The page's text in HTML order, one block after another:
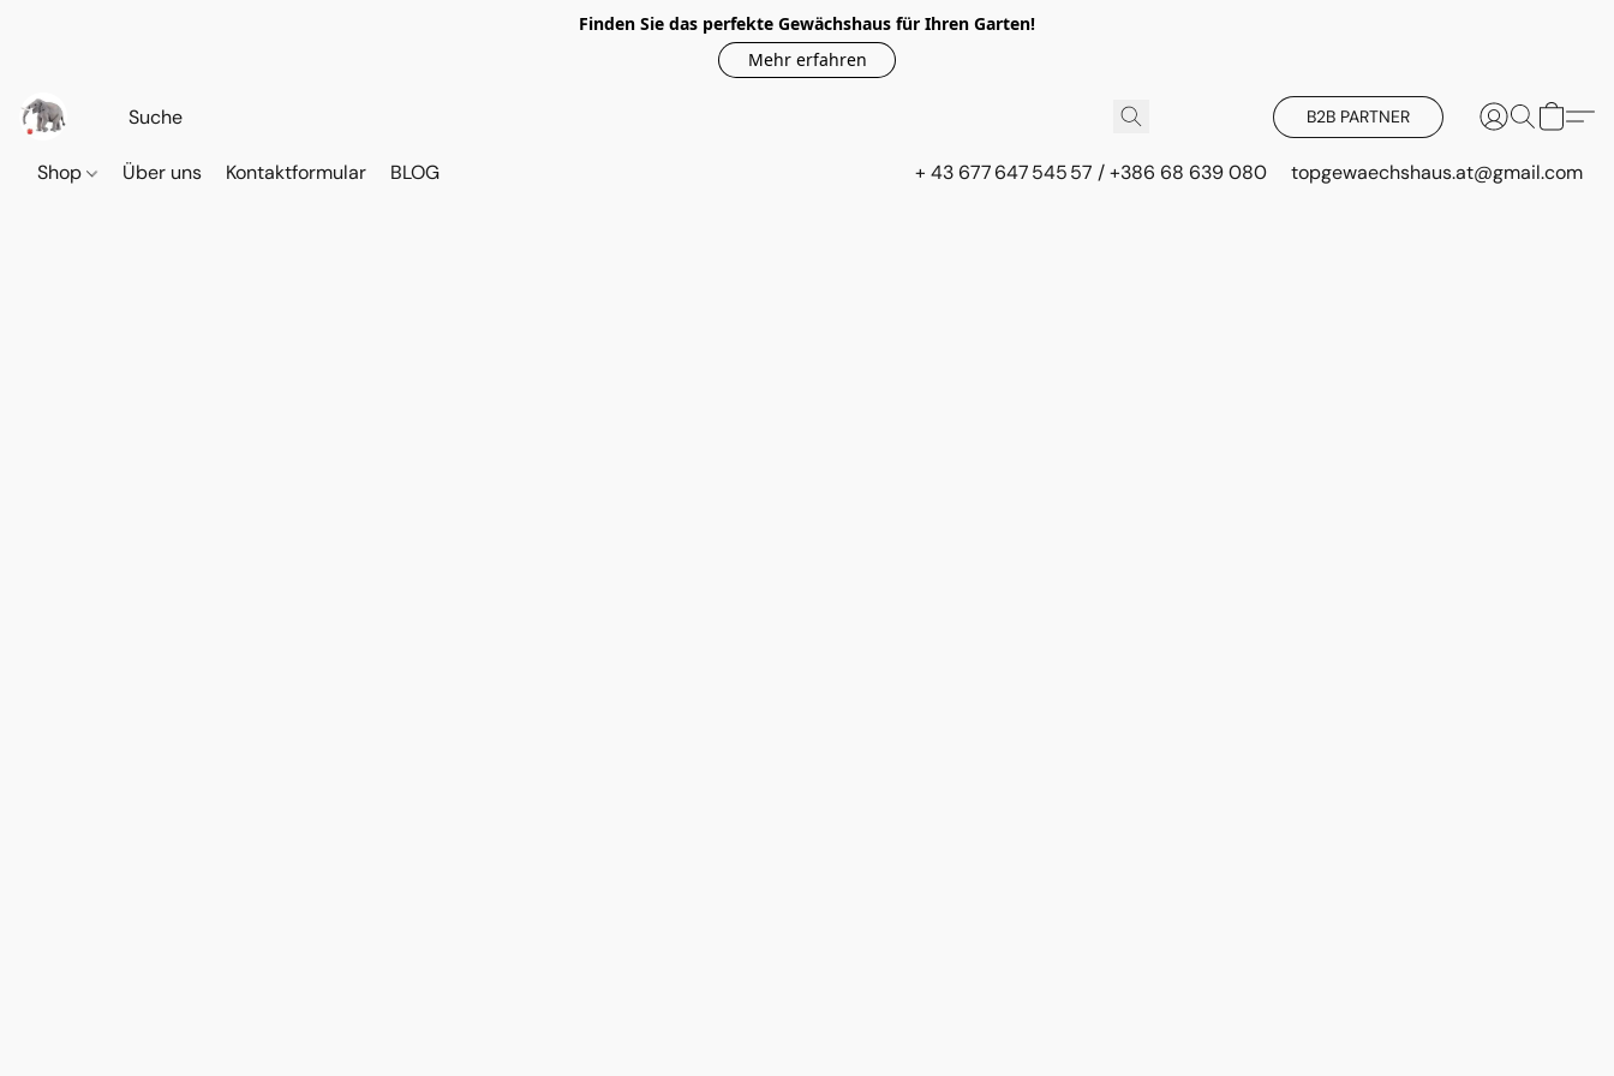
Finden Sie das perfekte Gewächshaus für Ihren Garten!
Mehr erfahren
B2B PARTNER
Shop Über uns Kontaktformular BLOG + 43 677 647 545 57 / +386 68 639 080 topgewaechshaus.at@gmail.com